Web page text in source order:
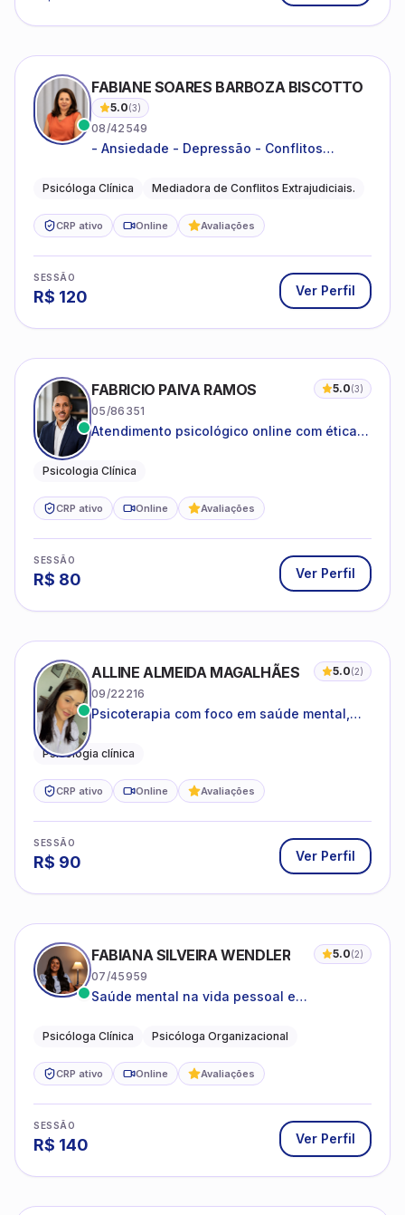
FABIANE SOARES BARBOZA BISCOTTO
5.0(3)
08/42549
- Ansiedade - Depressão - Conflitos
relacionamentos - Autoestima -
Psicóloga Clínica Mediadora de Conflitos Extrajudiciais.
CRP ativo Online Avaliações
SESSÃO
R$ 120 Ver Perfil
FABRICIO PAIVA RAMOS 5.0(3)
05/86351
Atendimento psicológico online com ética,
Psicologia Clínica
CRP ativo Online Avaliações
SESSÃO
R$ 80 Ver Perfil
ALLINE ALMEIDA MAGALHÃES 5.0(2)
09/22216
Psicoterapia com foco em saúde mental,
adolescentes e adultos.
Psicologia clínica
CRP ativo Online Avaliações
SESSÃO
R$ 90 Ver Perfil
FABIANA SILVEIRA WENDLER 5.0(2)
07/45959
Saúde mental na vida pessoal e
Psicóloga Clínica Psicóloga Organizacional
CRP ativo Online Avaliações
SESSÃO
R$ 140 Ver Perfil